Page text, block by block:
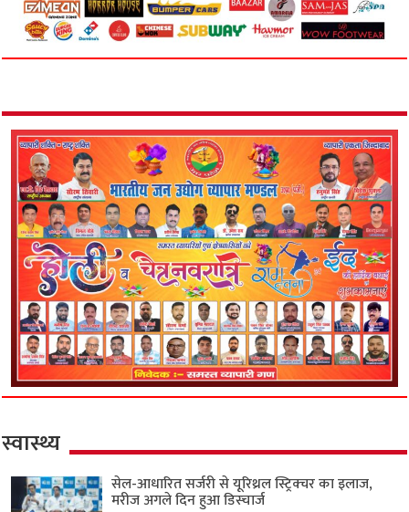
स्वास्थ्य
सेल-आधारित सर्जरी से यूरिथ्रल स्ट्रिक्चर का इलाज,
मरीज अगले दिन हुआ डिस्चार्ज